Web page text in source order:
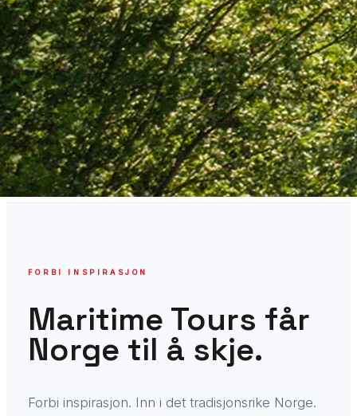
FORBI INSPIRASJON
Maritime Tours får
Norge til å skje.
Forbi inspirasjon. Inn i det tradisjonsrike Norge.